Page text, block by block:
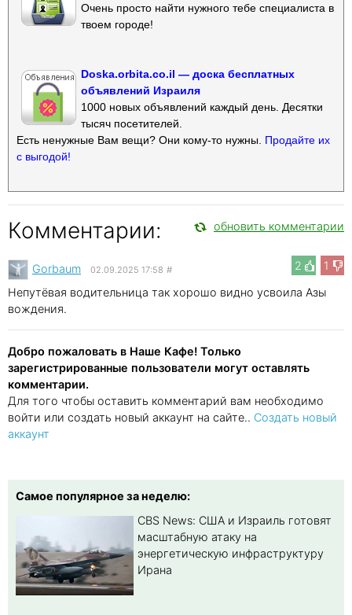
Очень просто найти нужного тебе специалиста в
твоем городе!
Doska.orbita.co.il — доска бесплатных
объявлений Израиля
1000 новых объявлений каждый день. Десятки
тысяч посетителей.
Есть ненужные Вам вещи? Они кому-то нужны. Продайте их
с выгодой!
Комментарии: обновить комментарии
2 1
Gorbaum 02.09.2025 17:58 #
Непутёвая водительница так хорошо видно усвоила Азы
вождения.
Добро пожаловать в Наше Кафе! Только
зарегистрированные пользователи могут оставлять
комментарии.
Для того чтобы оставить комментарий вам необходимо
войти или создать новый аккаунт на сайте.. Создать новый
аккаунт
Самое популярное за неделю:
CBS News: США и Израиль готовят
масштабную атаку на
энергетическую инфраструктуру
Ирана